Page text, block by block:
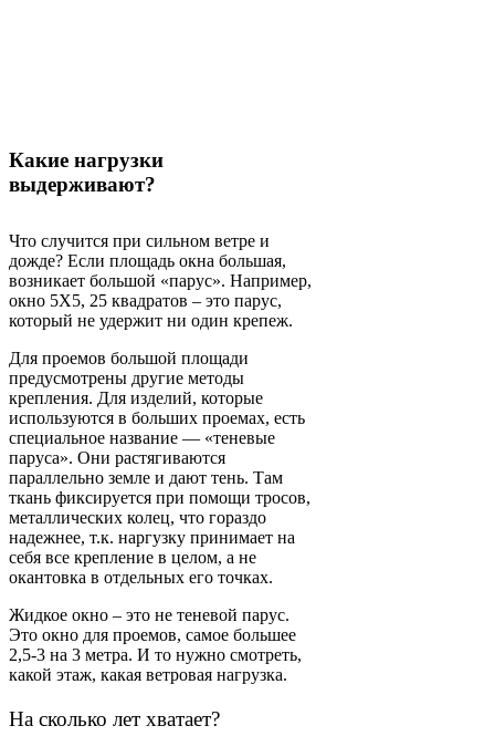
Какие нагрузки
выдерживают?
Что случится при сильном ветре и
дожде? Если площадь окна большая,
возникает большой «парус». Например,
окно 5Х5, 25 квадратов – это парус,
который не удержит ни один крепеж.
Для проемов большой площади
предусмотрены другие методы
крепления. Для изделий, которые
используются в больших проемах, есть
специальное название — «теневые
паруса». Они растягиваются
параллельно земле и дают тень. Там
ткань фиксируется при помощи тросов,
металлических колец, что гораздо
надежнее, т.к. наргузку принимает на
себя все крепление в целом, а не
окантовка в отдельных его точках.
Жидкое окно – это не теневой парус.
Это окно для проемов, самое большее
2,5-3 на 3 метра. И то нужно смотреть,
какой этаж, какая ветровая нагрузка.
На сколько лет хватает?